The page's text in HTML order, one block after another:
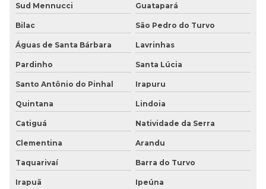
Sud Mennucci Guatapará
Bilac São Pedro do Turvo
Águas de Santa Bárbara Lavrinhas
Pardinho Santa Lúcia
Santo Antônio do Pinhal Irapuru
Quintana Lindoia
Catiguá Natividade da Serra
Clementina Arandu
Taquarivaí Barra do Turvo
Irapuã Ipeúna